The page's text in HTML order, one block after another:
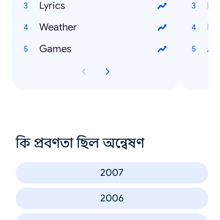
Lyrics
Weather
Games
কি প্রবণতা ছিল অন্বেষণ
2007
2006